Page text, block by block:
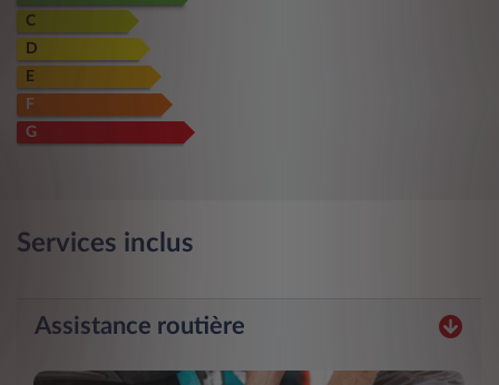
C
D
E
F
G
Services inclus
Assistance routière